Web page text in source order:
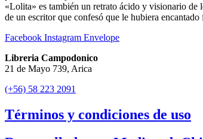
«Lolita» es también un retrato ácido y visionario de
de un escritor que confesó que le hubiera
Facebook Instagram Envelope
Libreria Campodonico
21 de Mayo 739, Arica
(+56) 58 223 2091
Términos y condiciones de uso